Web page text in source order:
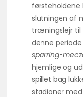
førsteholdene
slutningen af
træningslejr til
denne
sparring-
hjemlige og
spillet bag
stadioner